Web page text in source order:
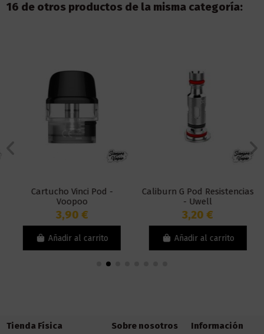
16 de otros productos de la misma categoría:
Cartucho Vinci Pod -
Voopoo
3,90 €
Añadir al carrito
Caliburn G Pod Resistencias
- Uwell
3,20 €
Añadir al carrito
Tienda Física Sobre nosotros Información